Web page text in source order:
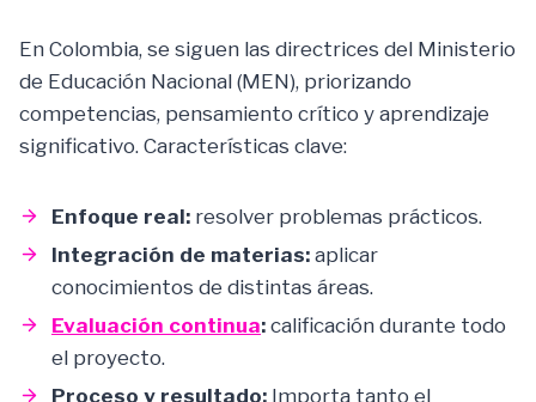
En Colombia, se siguen las directrices del Ministerio
de Educación Nacional (MEN), priorizando
competencias, pensamiento crítico y aprendizaje
significativo. Características clave:
Enfoque real: resolver problemas prácticos.
Integración de materias: aplicar
conocimientos de distintas áreas.
Evaluación continua: calificación durante todo
el proyecto.
Proceso y resultado: Importa tanto el